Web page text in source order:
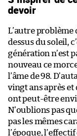
devoir
L’autre problème
dessus du soleil,
génération n’est
nouveau ce
l’âme de 98.
vingt ans après et
ont peut-être
N’oublions pas
pas les mêmes
l’époque,